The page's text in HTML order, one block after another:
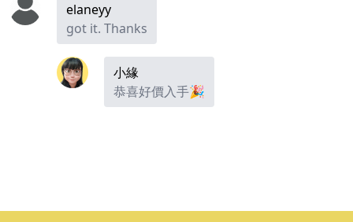
elaneyy
got it. Thanks
小緣
恭喜好價入手🎉